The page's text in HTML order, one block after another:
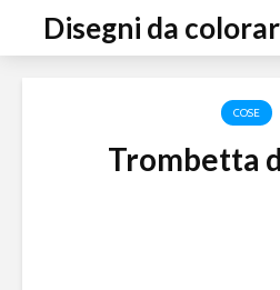
Disegni da
COSE
Trombetta